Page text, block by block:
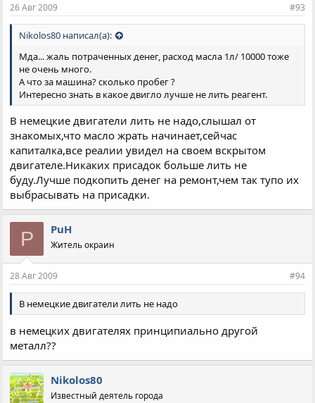
26 Авг 2009 #93
Nikolos80 написал(а):
Мда... жаль потраченных денег, расход масла 1л/ 10000 тоже
не очень много.
А что за машина? сколько пробег ?
Интересно знать в какое двигло лучше не лить реагент.
В немецкие двигатели лить не надо,слышал от
знакомых,что масло жрать начинает,сейчас
капиталка,все реалии увидел на своем вскрытом
двигателе.Никаких присадок больше лить не
буду.Лучше подкопить денег на ремонт,чем так тупо их
выбрасывать на присадки.
P PuH
Житель окраин
28 Авг 2009 #94
В немецкие двигатели лить не надо
в немецких двигателях принципиально другой
металл??
Nikolos80
Известный деятель города